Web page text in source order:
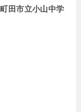
町田市立小山中学